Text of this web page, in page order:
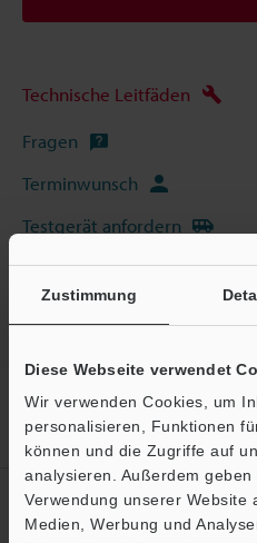
Zustimmung
Diese Webseite verwendet
Wir verwenden Cookies, um
personalisieren, Funktionen
können und die Zugriffe auf
analysieren. Außerdem
Verwendung unserer
Medien, Werbung und
Technische Leitfäden
Fragen
Terminwunsch
Testgerät anfordern
Bildverarbeitungssysteme
Startseite Produkte
Bildverarbeitungssysteme
Bildverarbeitung
Erstellen Sie Ihren
Account